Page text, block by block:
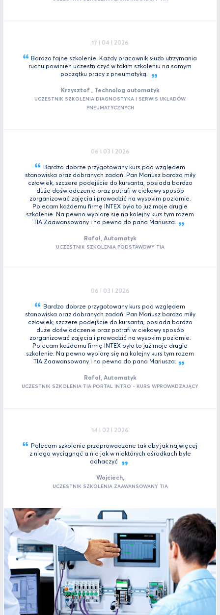
17 I 04 I 2026
Bardzo fajne szkolenie. Każdy pracownik służb utrzymania
ruchu powinien uczestniczyć w takim szkoleniu na samym
początku pracy z pneumatyką.
Krzysztof , Technolog automatyk
UCZESTNIK SZKOLENIA DIAGNOSTYKA I SERWIS UKŁADÓW
PNEUMATYCZNYCH
06 I 03 I 2026
Bardzo dobrze przygotowany kurs pod względem
stanowiska oraz dobranych zadań. Pan Mariusz bardzo miły
człowiek, szczere podejście do kursanta, posiada bardzo
duże doświadczenie oraz potrafi w ciekawy sposób
zorganizować zajęcia i prowadzić na wysokim poziomie.
Polecam każdemu firmę INTEX było to już moje drugie
szkolenie. Na pewno wybiorę się na kolejny kurs tym razem
TIA Zaawansowany i na pewno do pana Mariusza.
Rafał, Automatyk
UCZESTNIK SZKOLENIA PODSTAWOWY TIA
06 I 03 I 2026
Bardzo dobrze przygotowany kurs pod względem
stanowiska oraz dobranych zadań. Pan Mariusz bardzo miły
człowiek, szczere podejście do kursanta, posiada bardzo
duże doświadczenie oraz potrafi w ciekawy sposób
zorganizować zajęcia i prowadzić na wysokim poziomie.
Polecam każdemu firmę INTEX było to już moje drugie
szkolenie. Na pewno wybiorę się na kolejny kurs tym razem
TIA Zaawansowany i na pewno do pana Mariusza.
Rafał, Automatyk
UCZESTNIK SZKOLENIA TIA PORTAL INTRO - KURS WPROWADZAJĄCY
14 I 02 I 2026
Polecam szkolenie przeprowadzone tak aby jak najwięcej
z niego wyciągnąć a nie jak w niektórych ośrodkach byle
odhaczyć
Wojciech,
UCZESTNIK SZKOLENIA ZAAWANSOWANY TIA